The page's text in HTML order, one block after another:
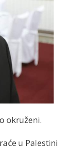
okruženi.
u Palestini